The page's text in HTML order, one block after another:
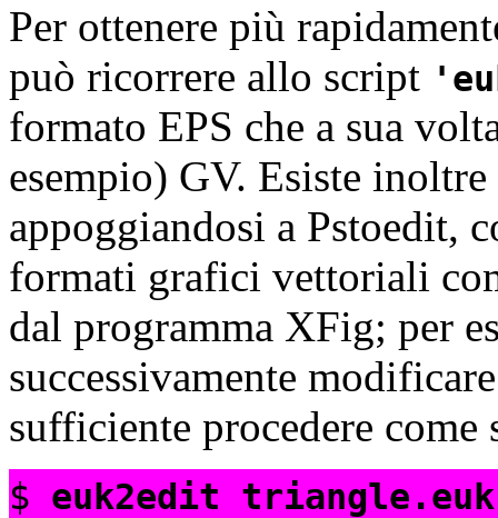
Per ottenere più
può ricorrere allo script
formato EPS che a sua
esempio) GV. Esiste
appoggiandosi a Pstoedit,
formati grafici vettoriali
dal programma XFig; per
successivamente
sufficiente procedere come
$ euk2edit